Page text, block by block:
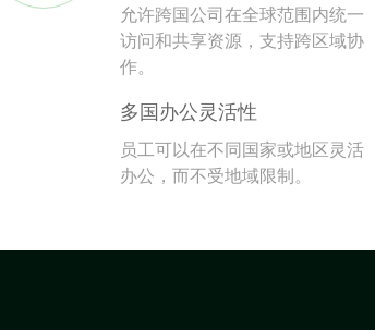
允许跨国公司在全球范围内统一
访问和共享资源，支持跨区域协
作。
多国办公灵活性
员工可以在不同国家或地区灵活
办公，而不受地域限制。